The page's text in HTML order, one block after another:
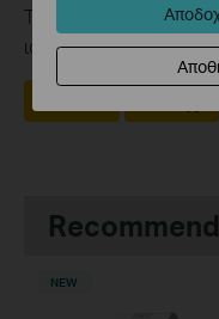
Τα σχόλιά σας
ιστότοπου.
NEW